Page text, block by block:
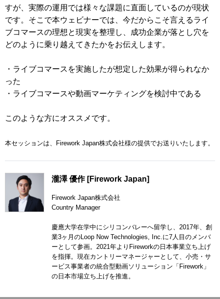
すが、実際の運用では様々な課題に直面しているのが現状
です。そこで本ウェビナーでは、今だからこそ言えるライ
ブコマースの理想と現実を整理し、成功企業が落とし穴を
どのように乗り越えてきたかをお伝えします。
・ライブコマースを実施したが想定した効果が得られなか
った
・ライブコマースや動画マーケティングを検討中である
このような方にオススメです。
本セッションは、Firework Japan株式会社様の提供でお送りいたします。
瀧澤 優作 [Firework Japan]
Firework Japan株式会社
Country Manager
慶應大学在学中にシリコンバレーへ留学し、2017年、創
業3ヶ月のLoop Now Technologies, Inc.に7人目のメンバ
ーとして参画。2021年よりFireworkの日本事業立ち上げ
を指揮。現在カントリーマネージャーとして、小売・サ
ービス事業者の統合型動画ソリューション「Firework」
の日本市場立ち上げを推進。